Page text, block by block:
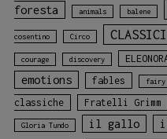
foresta animals balene
cosentino Circo
courage discovery
emotions
fables fairy
classiche
Fratelli Grimm
Gloria Tundo il gallo